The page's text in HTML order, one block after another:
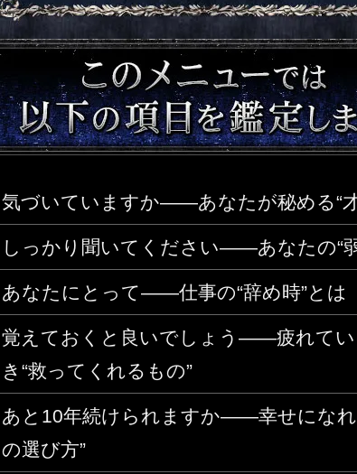
気づいていますか――あなたが秘める“
しっかり聞いてください――あなたの“
あなたにとって――仕事の“辞め時”とは
覚えておくと良いでしょう――疲れてい
き“救ってくれるもの”
あと10年続けられますか――幸せになれ
の選び方”